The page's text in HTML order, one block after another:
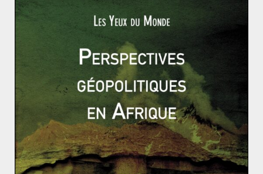
contre l’Etat islamique intéressera la Russie, toujours
inquiète des dérives islamistes à ses frontières (comme
en Tchétchénie). Enfin, sur le dossier iranien, la Russie
croit toujours à un nucléaire développé uniquement
pour un usage civil, sous peine de mettre gravement en
danger la situation diplomatique moyen-orientale.
Néanmoins, le récent rapprochement avec les Etats-
Unis pourrait faire penser que l’Iran ne soit plus autant
anti-américain que nous l’aurions pensé…